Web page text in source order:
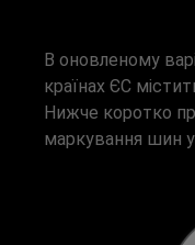
В оновленому
країнах ЄС
Нижче коротко
маркування шин у